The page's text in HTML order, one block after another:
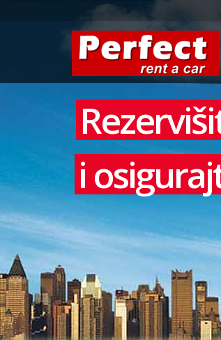
i